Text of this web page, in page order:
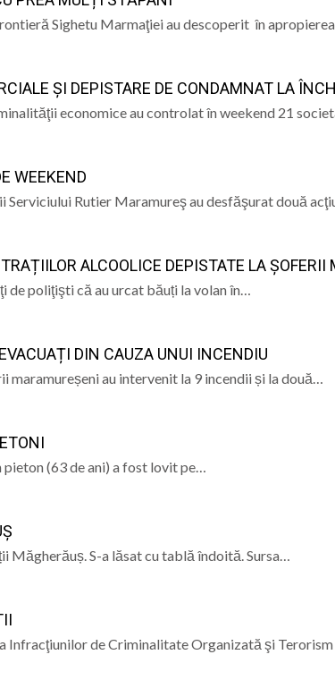
multiple ale Poliției Locale Baia Mare în
la Mănăstirea Dragomirești: Un an de la
Minerului va fi sărbătorită în Baia Sprie pe
DIAVOLUL
Sighetu Marmaţiei au descoperit în
ȘI DEPISTARE DE CONDAMNAT LA
economice au controlat în weekend 21
WEEKEND
Rutier Maramureş au desfăşurat două
ALCOOLICE DEPISTATE LA ȘOFERII
poliţişti că au urcat băuți la volan în…
DIN CAUZA UNUI INCENDIU
au intervenit la 9 incendii și la două…
(63 de ani) a fost lovit pe…
Măgherăuș. S-a lăsat cu tablă îndoită. Sursa…
Infracţiunilor de Criminalitate Organizată şi